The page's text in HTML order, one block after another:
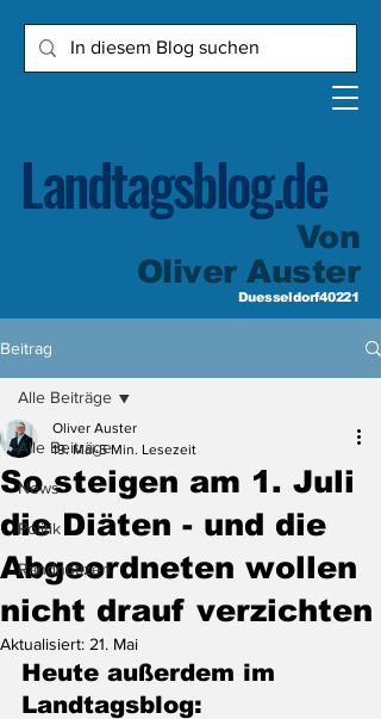
Landtagsblog.de
Von
Oliver Auster
Duesseldorf40221
Beitrag
Alle Beiträge
News
Politik
Randnotizen
Alle Beiträge
So steigen am 1. Juli
die Diäten - und die
Abgeordneten wollen
nicht drauf verzichten
Oliver Auster
19. Mai 5 Min. Lesezeit
Aktualisiert: 21. Mai
Heute außerdem im
Landtagsblog: